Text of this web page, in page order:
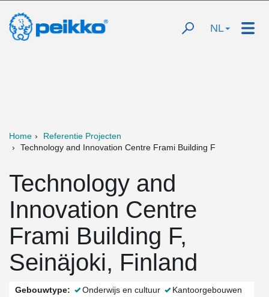
NL
Home
Referentie Projecten
Technology and Innovation Centre Frami Building F
Technology and
Innovation Centre
Frami Building F,
Seinäjoki, Finland
Gebouwtype: Onderwijs en cultuur Kantoorgebouwen